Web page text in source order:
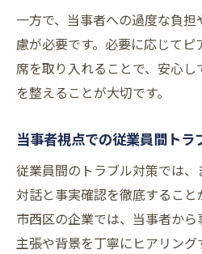
当事者意識で信頼を
管理職による当事者
当事者の立場で調整
管理職が知るべき当事者
部下同士のトラブル
方法
当事者意識を持つこ
会社責任を守る当事
一方で、当事者への過度な負
慮が必要です。必要に応じて
席を取り入れることで、安心
を整えることが大切です。
当事者視点での従業員間トラ
従業員間のトラブル対策では
対話と事実確認を徹底するこ
市西区の企業では、当事者か
主張や背景を丁寧にヒアリング